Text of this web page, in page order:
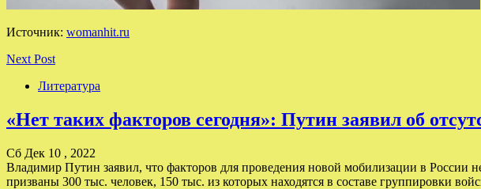
Источник: womanhit.ru
Next Post
Литература
«Нет таких факторов сегодня»: Путин заявил об
Сб Дек 10 , 2022
Владимир Путин заявил, что факторов для проведения новой мобилизации в России
призваны 300 тыс. человек, 150 тыс. из которых находятся в составе группировки